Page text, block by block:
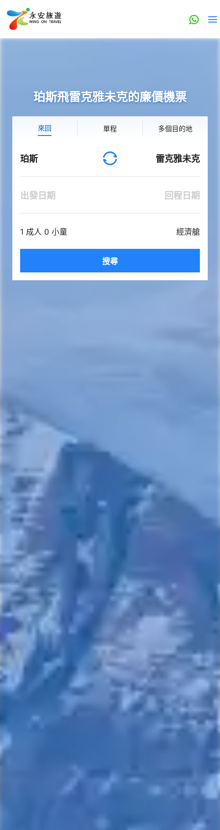
珀斯飛雷克雅未克的廉價機票
來回 單程 多個目的地
珀斯 雷克雅未克
出發日期 回程日期
1 成人 0 小童 經濟艙
搜尋